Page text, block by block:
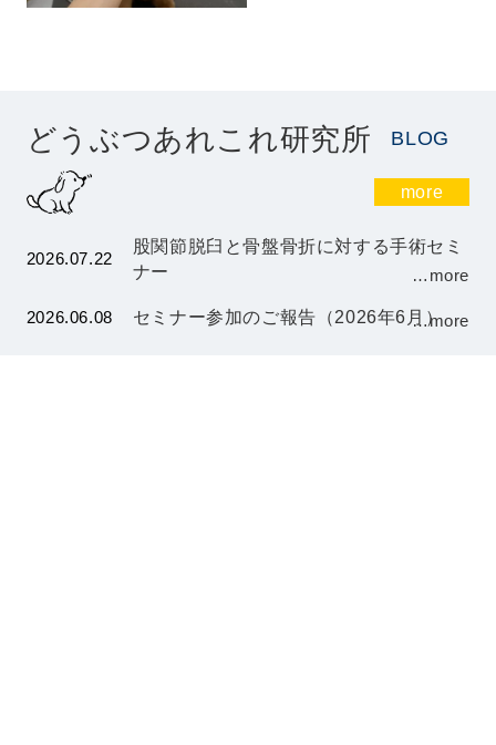
どうぶつあれこれ研究所 BLOG
more
2026.07.22
股関節脱臼と骨盤骨折に対する手術セミ
ナー
…more
2026.06.08 セミナー参加のご報告（2026年6月）
…more